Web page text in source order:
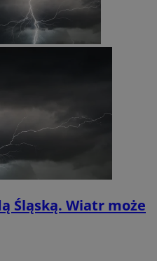
Śląską. Wiatr może